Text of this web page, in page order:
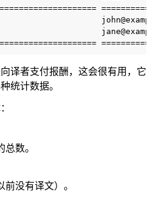
译者支付报酬，这会很有用，它
统计数据。
数。
没有译文）。